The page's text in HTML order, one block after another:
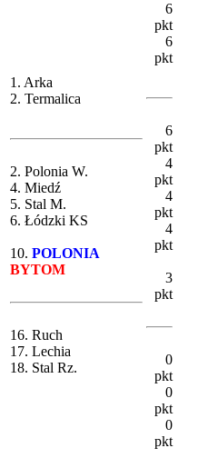
1. Arka
2. Termalica
2. Polonia W.
4. Miedź
5. Stal M.
6. Łódzki KS
10. POLONIA
BYTOM
16. Ruch
17. Lechia
18. Stal Rz.
6
pkt
6
pkt
6
pkt
4
pkt
4
pkt
4
pkt
3
pkt
0
pkt
0
pkt
0
pkt